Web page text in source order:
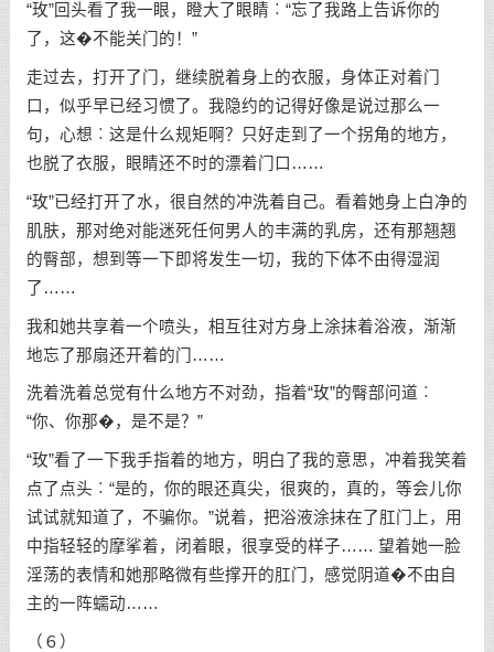
“玫”回头看了我一眼，瞪大了眼睛︰“忘了我路上告诉你的
了，这�不能关门的！”
走过去，打开了门，继续脱着身上的衣服，身体正对着门
口，似乎早已经习惯了。我隐约的记得好像是说过那么一
句，心想︰这是什么规矩啊？只好走到了一个拐角的地方，
也脱了衣服，眼睛还不时的漂着门口……
“玫”已经打开了水，很自然的冲洗着自己。看着她身上白净的
肌肤，那对绝对能迷死任何男人的丰满的乳房，还有那翘翘
的臀部，想到等一下即将发生一切，我的下体不由得湿润
了……
我和她共享着一个喷头，相互往对方身上涂抹着浴液，渐渐
地忘了那扇还开着的门……
洗着洗着总觉有什么地方不对劲，指着“玫”的臀部问道︰
“你、你那�，是不是？”
“玫”看了一下我手指着的地方，明白了我的意思，冲着我笑着
点了点头︰“是的，你的眼还真尖，很爽的，真的，等会儿你
试试就知道了，不骗你。”说着，把浴液涂抹在了肛门上，用
中指轻轻的摩挲着，闭着眼，很享受的样子…… 望着她一脸
淫荡的表情和她那略微有些撑开的肛门，感觉阴道�不由自
主的一阵蠕动……
（６）